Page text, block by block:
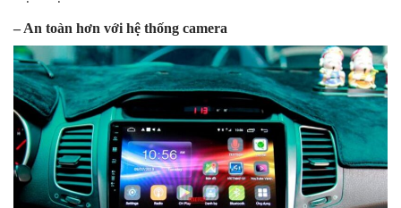
– An toàn hơn với hệ thống camera